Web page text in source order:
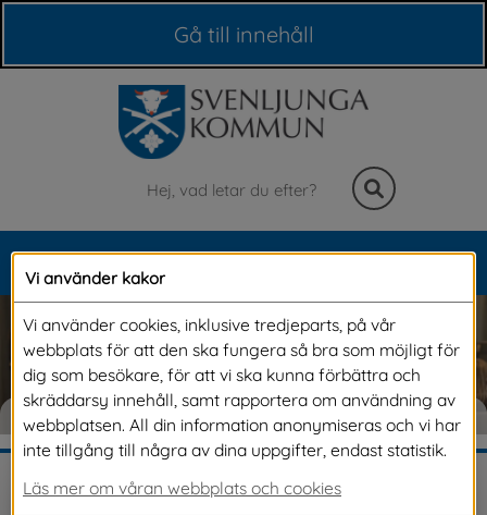
Gå till innehåll
Sök
Meny
KOMMUN & POLITIK
Anslagstavlan
Vi använder kakor
Vi använder cookies, inklusive tredjeparts, på vår
webbplats för att den ska fungera så bra som möjligt för
dig som besökare, för att vi ska kunna förbättra och
skräddarsy innehåll, samt rapportera om användning av
webbplatsen. All din information anonymiseras och vi har
inte tillgång till några av dina uppgifter, endast statistik.
Läs mer om våran webbplats och cookies